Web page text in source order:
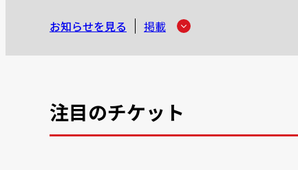
お知らせを見る 掲載
注目のチケット